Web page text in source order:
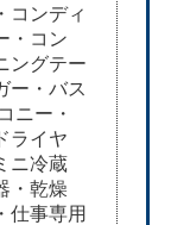
コンディ
・コン
ングテー
ー・バス
ニ⁠ー・
ライヤ
ニ冷蔵
・乾燥
仕事専用